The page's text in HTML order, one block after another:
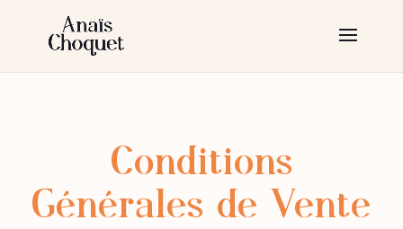
Conditions
Générales de Vente